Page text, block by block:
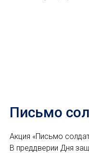
Письмо
Акция «Письмо
В преддверии Дня